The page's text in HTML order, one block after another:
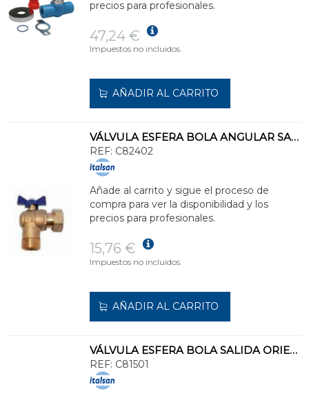
precios para profesionales.
47,24 €
Impuestos no incluidos.
AÑADIR AL CARRITO
VÁLVULA ESFERA BOLA ANGULAR SALIDA ROSCADA 3/4" DN13/15
REF: C82402
Añade al carrito y sigue el proceso de
compra para ver la disponibilidad y los
precios para profesionales.
15,76 €
Impuestos no incluidos.
AÑADIR AL CARRITO
VÁLVULA ESFERA BOLA SALIDA ORIENTABLE DN13/15
REF: C81501